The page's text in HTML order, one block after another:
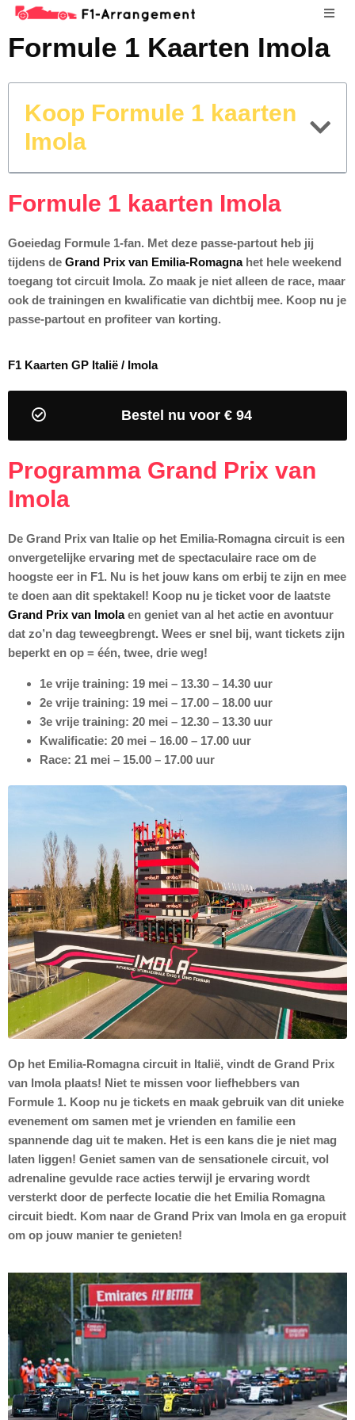
Formule 1 Kaarten Imola
Koop Formule 1 kaarten
Imola
Formule 1 kaarten Imola
Goeiedag Formule 1-fan. Met deze passe-partout heb jij
tijdens de Grand Prix van Emilia-Romagnahet hele weekend
toegang tot circuit Imola. Zo maak je niet alleen de race, maar
ook de trainingen en kwalificatie van dichtbij mee. Koop nu je
passe-partout en profiteer van korting.
F1 Kaarten GP Italië / Imola
Bestel nu voor € 94
Programma Grand Prix van
Imola
De Grand Prix van Italie op het Emilia-Romagna circuit is een
onvergetelijke ervaring met de spectaculaire race om de
hoogste eer in F1. Nu is het jouw kans om erbij te zijn en mee
te doen aan dit spektakel! Koop nu je ticket voor de laatste
Grand Prix van Imolaen geniet van al het actie en avontuur
dat zo’n dag teweegbrengt. Wees er snel bij, want tickets zijn
beperkt en op = één, twee, drie weg!
1e vrije training: 19 mei – 13.30 – 14.30 uur
2e vrije training: 19 mei – 17.00 – 18.00 uur
3e vrije training: 20 mei – 12.30 – 13.30 uur
Kwalificatie: 20 mei – 16.00 – 17.00 uur
Race: 21 mei – 15.00 – 17.00 uur
Op het Emilia-Romagna circuit in Italië, vindt de Grand Prix
van Imola plaats! Niet te missen voor liefhebbers van
Formule 1. Koop nu je tickets en maak gebruik van dit unieke
evenement om samen met je vrienden en familie een
spannende dag uit te maken. Het is een kans die je niet mag
laten liggen! Geniet samen van de sensationele circuit, vol
adrenaline gevulde race acties terwijl je ervaring wordt
versterkt door de perfecte locatie die het Emilia Romagna
circuit biedt. Kom naar de Grand Prix van Imola en ga eropuit
om op jouw manier te genieten!